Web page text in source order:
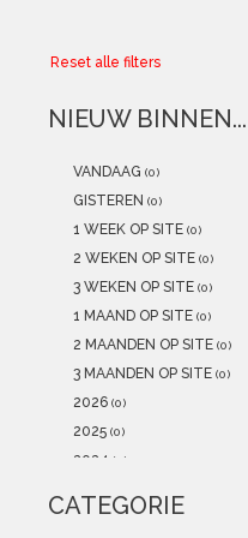
Kadobonnen
POSTERS(NEW)
Alle artikelen
Reset alle filters
NIEUW BINNEN...
VANDAAG (0)
GISTEREN (0)
1 WEEK OP SITE (0)
2 WEKEN OP SITE (0)
3 WEKEN OP SITE (0)
1 MAAND OP SITE (0)
2 MAANDEN OP SITE (0)
3 MAANDEN OP SITE (0)
2026 (0)
2025 (0)
2024 (0)
2022 (0)
CATEGORIE